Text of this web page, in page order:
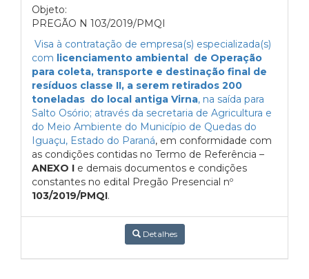
Objeto:
PREGÃO N 103/2019/PMQI
Visa à contratação de empresa(s) especializada(s)
com licenciamento ambiental de Operação
para coleta, transporte e destinação final de
resíduos classe II, a serem retirados 200
toneladas do local antiga Virna, na saída para
Salto Osório; através da secretaria de Agricultura e
do Meio Ambiente do Município de Quedas do
Iguaçu, Estado do Paraná, em conformidade com
as condições contidas no Termo de Referência –
ANEXO I e demais documentos e condições
constantes no edital Pregão Presencial nº
103/2019/PMQI.
Detalhes